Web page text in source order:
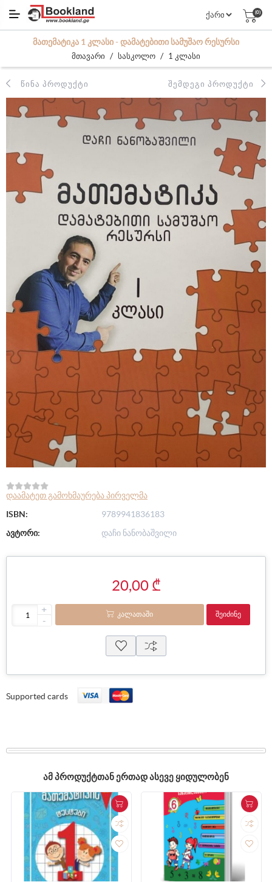
(0)
ᲛᲐᲗᲔᲛᲐᲢᲘᲙᲐ 1 ᲙᲚᲐᲡᲘ - ᲓᲐᲛᲐᲢᲔᲑᲘᲗᲘ ᲡᲐᲛᲣᲨᲐᲝ ᲠᲔᲡᲣᲠᲡᲘ
მთავარი / სასკოლო / 1 კლასი
ᲬᲘᲜᲐ ᲞᲠᲝᲓᲣᲥᲢᲘ ᲨᲔᲛᲓᲔᲒᲘ ᲞᲠᲝᲓᲣᲥᲢᲘ
დაამატეთ გამოხმაურება პირველმა
ISBN:
9789941836183
ავტორი:
დაჩი ნანობაშვილი
20,00 ₾
+
-
ᲙᲐᲚᲐᲗᲐᲨᲘ ᲨᲔᲘᲫᲘᲜᲔ
Supported cards
ᲐᲛ ᲞᲠᲝᲓᲣᲥᲢᲗᲐᲜ ᲔᲠᲗᲐᲓ ᲐᲡᲔᲕᲔ ᲧᲘᲓᲣᲚᲝᲑᲔᲜ